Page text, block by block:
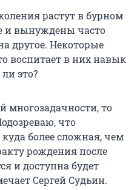
растут в бурном
и вынуждены часто
другое. Некоторые
воспитает в них навык
это?
многозадачности, то
что
более сложная, чем
рождения после
и доступна будет
Сергей Судьин.